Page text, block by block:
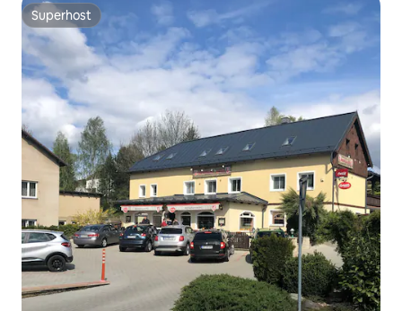
Superhost
Superhost